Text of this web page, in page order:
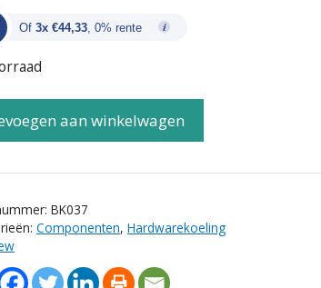
Of 3x €44,33, 0% rente
aan winkelwagen
BK037
Componenten, Hardwarekoeling